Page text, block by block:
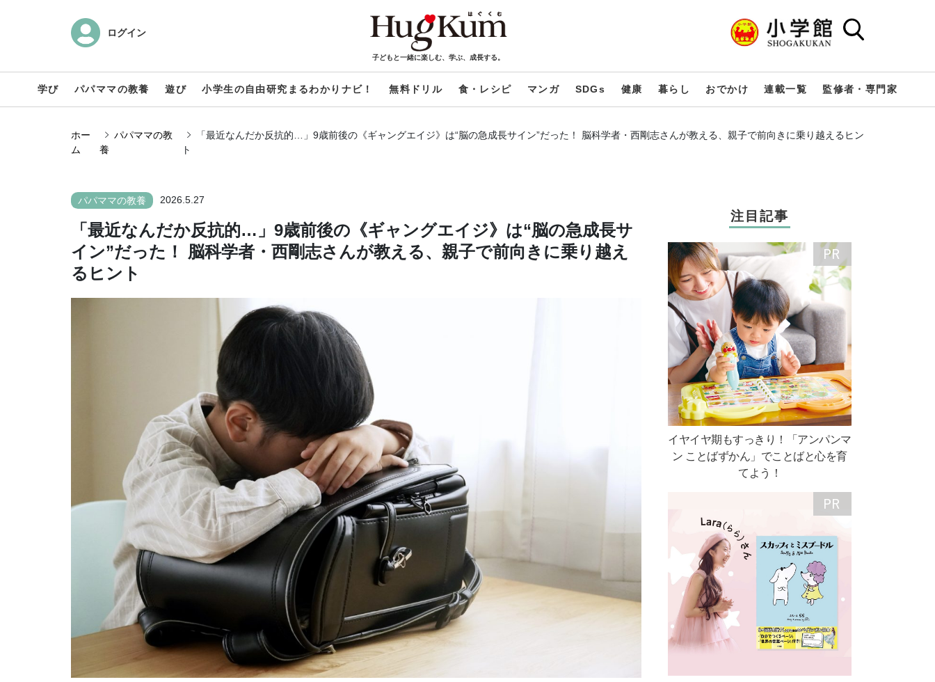
ログイン
子どもと一緒に楽しむ、学ぶ、成長する。
学び パパママの教養 遊び 小学生の自由研究まるわかりナビ！ 無料ドリル 食・レシピ マンガ SDGs 健康 暮らし おでかけ 連載一覧 監修者・専門家
ホー
ム
パパママの教
養
「最近なんだか反抗的…」9歳前後の《ギャングエイジ》は“脳の急成長サイン”だった！ 脳科学者・西剛志さんが教える、親子で前向きに乗り越えるヒン
ト
パパママの教養 2026.5.27
「最近なんだか反抗的…」9歳前後の《ギャングエイジ》は“脳の急成長サ
イン”だった！ 脳科学者・西剛志さんが教える、親子で前向きに乗り越え
るヒント
注目記事
イヤイヤ期もすっきり！「アンパンマ
ン ことばずかん」でことばと心を育
てよう！